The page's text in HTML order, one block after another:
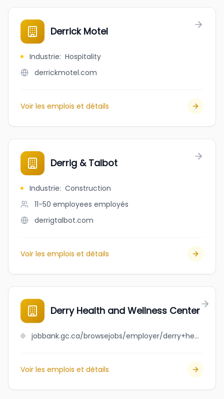
Derrick Motel
Industrie: Hospitality
derrickmotel.com
Voir les emplois et détails
Derrig & Talbot
Industrie: Construction
11-50 employees employés
derrigtalbot.com
Voir les emplois et détails
Derry Health and Wellness Center
jobbank.gc.ca/browsejobs/employer/derry+health+and+wellness+center/ca
Voir les emplois et détails